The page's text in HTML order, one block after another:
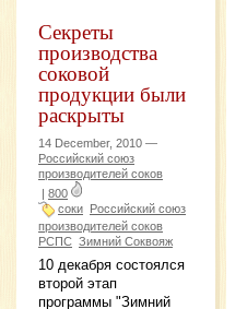
Секреты
производства
соковой
продукции были
раскрыты
14 December, 2010 —
Российский союз
производителей соков
| 800
соки Российский союз
производителей соков
РСПС Зимний Соквояж
10 декабря состоялся
второй этап
программы "Зимний